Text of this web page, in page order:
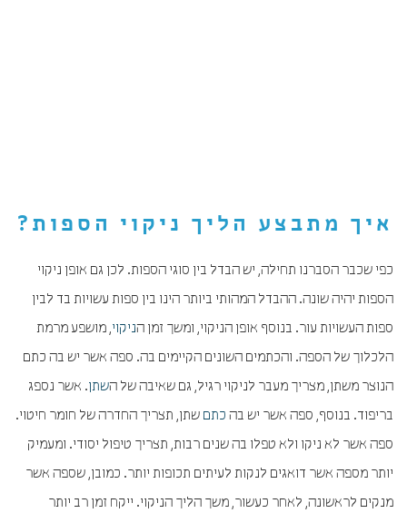
איך מתבצע הליך ניקוי הספות?
כפי שכבר הסברנו תחילה, יש הבדל בין סוגי הספות. לכן גם אופן ניקוי
הספות יהיה שונה. ההבדל המהותי ביותר הינו בין ספות עשויות בד לבין
ספות העשויות עור. בנוסף אופן הניקוי, ומשך זמן הניקוי, מושפע מרמת
הלכלוך של הספה. והכתמים השונים הקיימים בה. ספה אשר יש בה כתם
הנוצר משתן, מצריך מעבר לניקוי רגיל, גם שאיבה של השתן. אשר נספג
בריפוד. בנוסף, ספה אשר יש בה כתם שתן, תצריך החדרה של חומר חיטוי.
ספה אשר לא ניקו ולא טפלו בה שנים רבות, תצריך טיפול יסודי. ומעמיק
יותר מספה אשר דואגים לנקות לעיתים תכופות יותר. כמובן, שספה אשר
מנקים לראשונה, לאחר כעשור, משך הליך הניקוי. ייקח זמן רב יותר